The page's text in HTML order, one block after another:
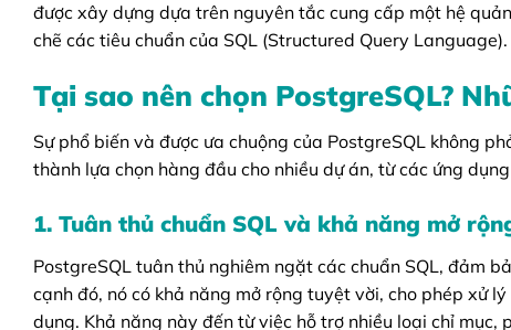
được xây dựng dựa trên nguyên tắc cung cấp một hệ
chẽ các tiêu chuẩn của SQL (Structured Query Language).
Tại sao nên chọn PostgreSQL?
Sự phổ biến và được ưa chuộng của PostgreSQL không
thành lựa chọn hàng đầu cho nhiều dự án, từ các ứng
1. Tuân thủ chuẩn SQL và khả năng mở
PostgreSQL tuân thủ nghiêm ngặt các chuẩn SQL, đảm
cạnh đó, nó có khả năng mở rộng tuyệt vời, cho phép xử
dụng. Khả năng này đến từ việc hỗ trợ nhiều loại chỉ